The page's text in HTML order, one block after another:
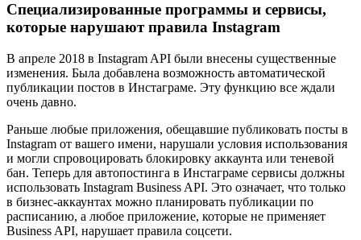
Специализированные программы и сервисы,
которые нарушают правила Instagram
В апреле 2018 в Instagram API были внесены существенные
изменения. Была добавлена возможность автоматической
публикации постов в Инстаграме. Эту функцию все ждали
очень давно.
Раньше любые приложения, обещавшие публиковать посты в
Instagram от вашего имени, нарушали условия использования
и могли спровоцировать блокировку аккаунта или теневой
бан. Теперь для автопостинга в Инстаграме сервисы должны
использовать Instagram Business API. Это означает, что только
в бизнес-аккаунтах можно планировать публикации по
расписанию, а любое приложение, которые не применяет
Business API, нарушает правила соцсети.